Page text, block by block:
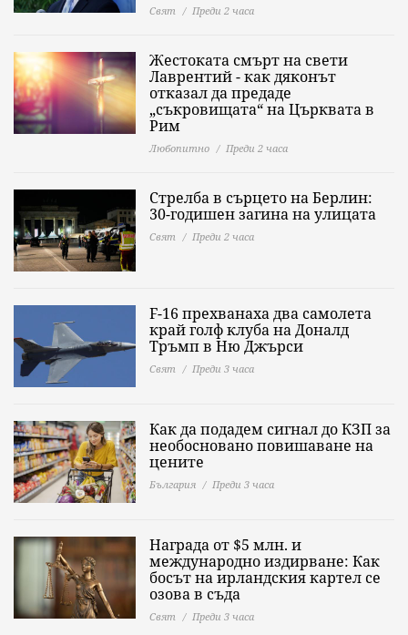
Свят Преди 2 часа
Жестоката смърт на свети
Лаврентий - как дяконът
отказал да предаде
„съкровищата“ на Църквата в
Рим
Любопитно Преди 2 часа
Стрелба в сърцето на Берлин:
30-годишен загина на улицата
Свят Преди 2 часа
F-16 прехванаха два самолета
край голф клуба на Доналд
Тръмп в Ню Джърси
Свят Преди 3 часа
Как да подадем сигнал до КЗП за
необосновано повишаване на
цените
България Преди 3 часа
Награда от $5 млн. и
международно издирване: Как
босът на ирландския картел се
озова в съда
Свят Преди 3 часа